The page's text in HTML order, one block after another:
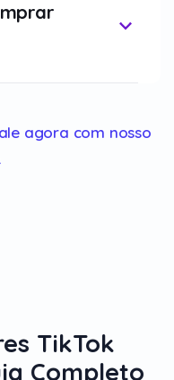
agora com nosso
TikTok
Completo